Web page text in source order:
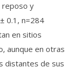
reposo y
0.1, n=284
en sitios
aunque en otras
distantes de sus